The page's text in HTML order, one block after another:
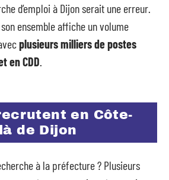
d’emploi à Dijon serait une erreur.
ensemble affiche un volume
plusieurs milliers de postes
en CDD
en Côte-
de Dijon
à la préfecture ? Plusieurs